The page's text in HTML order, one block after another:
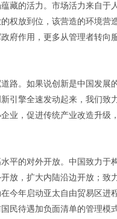
的活力。市场活力来自于
权放到位，该营造的环境营
府作用，更多从管理者转向
。如果说创新是中国发展
引擎全速发动起来，我们致
业，促进传统产业改造升级
的对外开放。中国致力于
放，扩大内陆沿边开放；致
今年启动亚太自由贸易区进
民待遇加负面清单的管理模